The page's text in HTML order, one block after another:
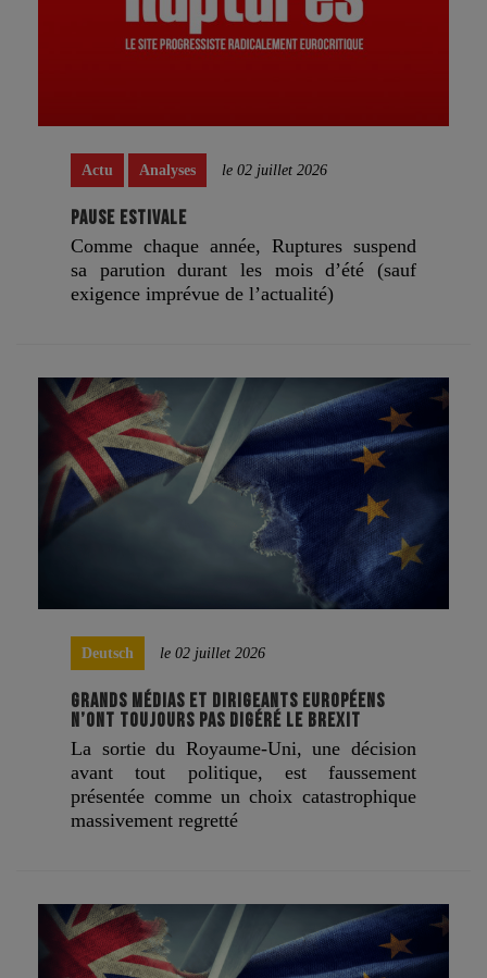
Actu Analyses le 02 juillet 2026
PAUSE ESTIVALE
Comme chaque année, Ruptures suspend
sa parution durant les mois d’été (sauf
exigence imprévue de l’actualité)
Deutsch le 02 juillet 2026
GRANDS MÉDIAS ET DIRIGEANTS EUROPÉENS
N’ONT TOUJOURS PAS DIGÉRÉ LE BREXIT
La sortie du Royaume-Uni, une décision
avant tout politique, est faussement
présentée comme un choix catastrophique
massivement regretté